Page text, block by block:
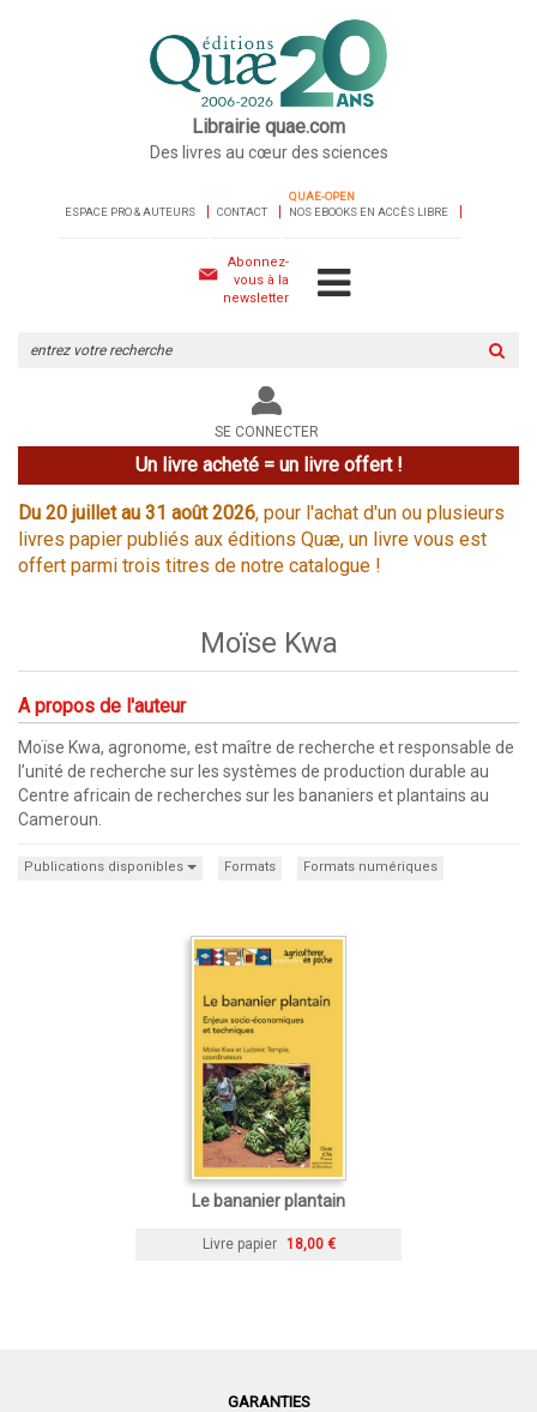
Librairie quae.com
Des livres au cœur des sciences
ESPACE PRO & AUTEURS CONTACT
QUAE-OPEN
NOS EBOOKS EN ACCÈS LIBRE
Abonnez-
vous à la
newsletter
le
site
SE CONNECTER
Un livre acheté = un livre offert !
Du 20 juillet au 31 août 2026, pour l'achat d'un ou plusieurs
livres papier publiés aux éditions Quæ, un livre vous est
offert parmi trois titres de notre catalogue !
Moïse Kwa
A propos de l'auteur
Moïse Kwa, agronome, est maître de recherche et responsable de
l’unité de recherche sur les systèmes de production durable au
Centre africain de recherches sur les bananiers et plantains au
Cameroun.
Publications disponibles Formats Formats numériques
Le bananier plantain
Livre papier 18,00 €
GARANTIES